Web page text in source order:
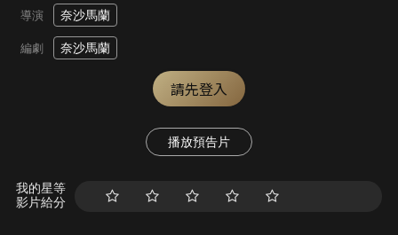
導演 奈沙馬蘭
編劇 奈沙馬蘭
請先登入
播放預告片
我的星等
影片給分